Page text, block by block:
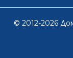
© 2012-2026